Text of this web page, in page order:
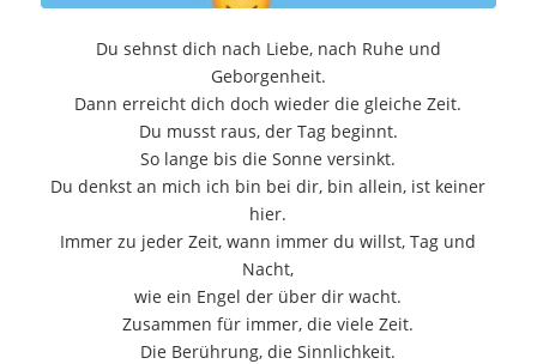
Du sehnst dich nach Liebe, nach Ruhe und
Geborgenheit.
Dann erreicht dich doch wieder die gleiche Zeit.
Du musst raus, der Tag beginnt.
So lange bis die Sonne versinkt.
Du denkst an mich ich bin bei dir, bin allein, ist keiner
hier.
Immer zu jeder Zeit, wann immer du willst, Tag und
Nacht,
wie ein Engel der über dir wacht.
Zusammen für immer, die viele Zeit.
Die Berührung, die Sinnlichkeit.